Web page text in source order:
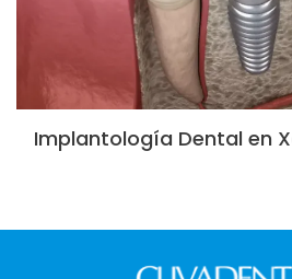
Implantología Dental en